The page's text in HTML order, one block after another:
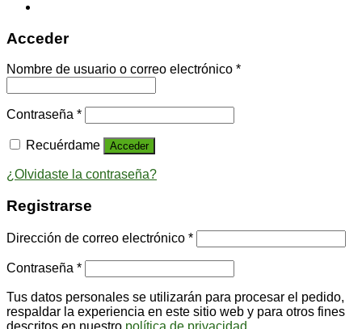
Acceder
Nombre de usuario o correo electrónico *
Contraseña *
Recuérdame Acceder
¿Olvidaste la contraseña?
Registrarse
Dirección de correo electrónico *
Contraseña *
Tus datos personales se utilizarán para procesar el pedido,
respaldar la experiencia en este sitio web y para otros fines
descritos en nuestro política de privacidad